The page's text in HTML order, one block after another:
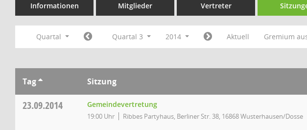
Informationen Mitglieder Vertreter
Quartal Quartal 3 2014 Aktuell Gremium
Tag Sitzung
23.09.2014 Gemeindevertretung
19:00 Uhr Ribbes Partyhaus, Berliner Str. 38, 16868 Wusterhausen/Dosse